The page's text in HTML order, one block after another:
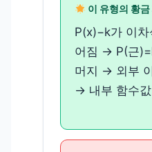
이 유형의 황금
P(x)−k가 이차
어짐 → P(근
머지 → 외부
→ 내부 함수